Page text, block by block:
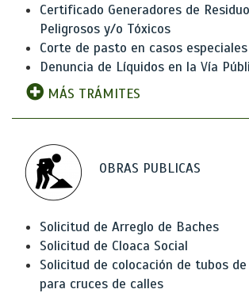
Certificado Generadores de
Peligrosos y/o Tóxicos
Corte de pasto en casos especiales
Denuncia de Líquidos en la Vía
MÁS TRÁMITES
OBRAS PUBLICAS
Solicitud de Arreglo de Baches
Solicitud de Cloaca Social
Solicitud de colocación de tubos
para cruces de calles